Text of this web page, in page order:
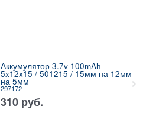
Аккумулятор 3.7v 100mAh
5x12x15 / 501215 / 15мм на 12мм
на 5мм
297172
310 руб.